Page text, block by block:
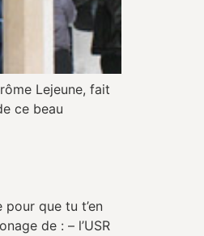
Lejeune, fait
ce beau
que tu t’en
de : – l’USR